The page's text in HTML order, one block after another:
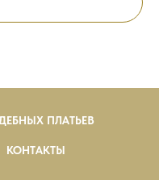
ПЛАТЬЕВ
КОНТАКТЫ